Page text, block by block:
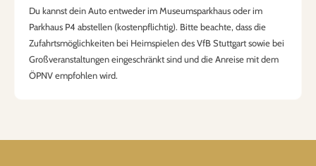
Du kannst dein Auto entweder im Museumsparkhaus oder im
Parkhaus P4 abstellen (kostenpflichtig). Bitte beachte, dass die
Zufahrtsmöglichkeiten bei Heimspielen des VfB Stuttgart sowie bei
Großveranstaltungen eingeschränkt sind und die Anreise mit dem
ÖPNV empfohlen wird.